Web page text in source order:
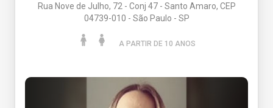
Rua Nove de Julho, 72 - Conj 47 - Santo Amaro, CEP
04739-010 - São Paulo - SP
A PARTIR DE 10 ANOS